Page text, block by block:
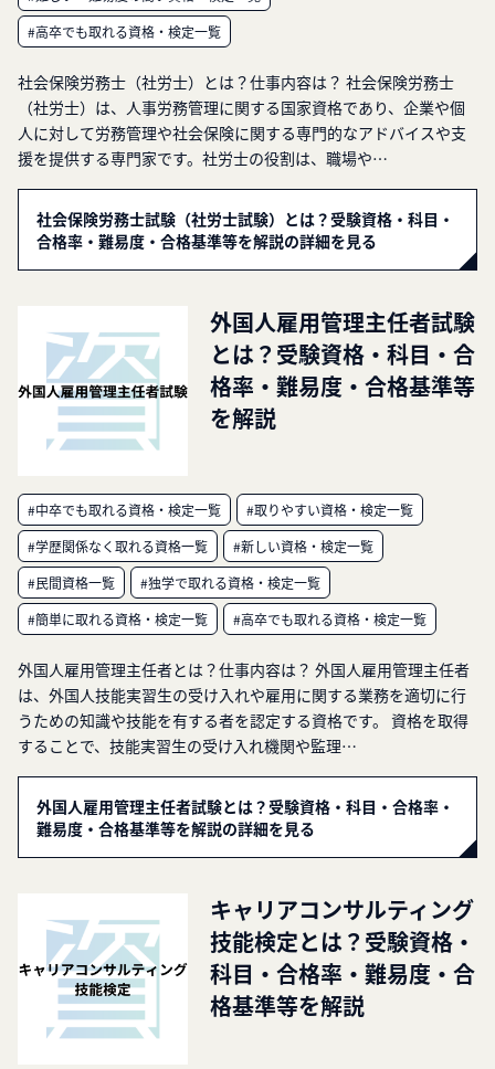
#高卒でも取れる資格・検定一覧
社会保険労務士（社労士）とは？仕事内容は？ 社会保険労務士
（社労士）は、人事労務管理に関する国家資格であり、企業や個
人に対して労務管理や社会保険に関する専門的なアドバイスや支
援を提供する専門家です。社労士の役割は、職場や…
社会保険労務士試験（社労士試験）とは？受験資格・科目・
合格率・難易度・合格基準等を解説の詳細を見る
外国人雇用管理主任者試験
とは？受験資格・科目・合
格率・難易度・合格基準等
を解説
#中卒でも取れる資格・検定一覧
#取りやすい資格・検定一覧
#学歴関係なく取れる資格一覧
#新しい資格・検定一覧
#民間資格一覧
#独学で取れる資格・検定一覧
#簡単に取れる資格・検定一覧
#高卒でも取れる資格・検定一覧
外国人雇用管理主任者とは？仕事内容は？ 外国人雇用管理主任者
は、外国人技能実習生の受け入れや雇用に関する業務を適切に行
うための知識や技能を有する者を認定する資格です。 資格を取得
することで、技能実習生の受け入れ機関や監理…
外国人雇用管理主任者試験とは？受験資格・科目・合格率・
難易度・合格基準等を解説の詳細を見る
キャリアコンサルティング
技能検定とは？受験資格・
科目・合格率・難易度・合
格基準等を解説